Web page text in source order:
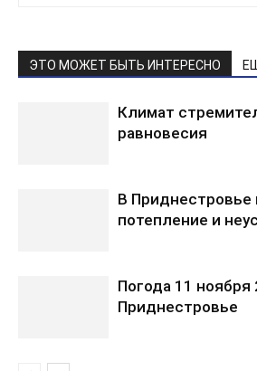
ЭТО МОЖЕТ БЫТЬ ИНТЕРЕСНО
Климат
равновесия
В Приднестровье
потепление и
Погода 11 ноября
Приднестровье